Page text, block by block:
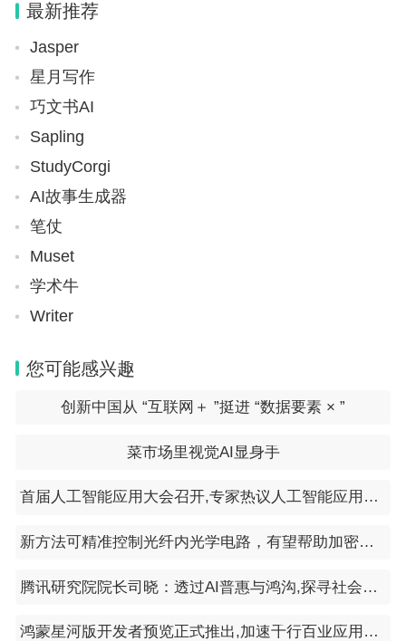
最新推荐
Jasper
星月写作
巧文书AI
Sapling
StudyCorgi
AI故事生成器
笔仗
Muset
学术牛
Writer
您可能感兴趣
创新中国从 “互联网＋ ”挺进 “数据要素 × ”
菜市场里视觉AI显身手
首届人工智能应用大会召开,专家热议人工智能应用革新
新方法可精准控制光纤内光学电路，有望帮助加密通信网络和超快量子计算研发
腾讯研究院院长司晓：透过AI普惠与鸿沟,探寻社会增益
鸿蒙星河版开发者预览正式推出,加速千行百业应用鸿蒙化